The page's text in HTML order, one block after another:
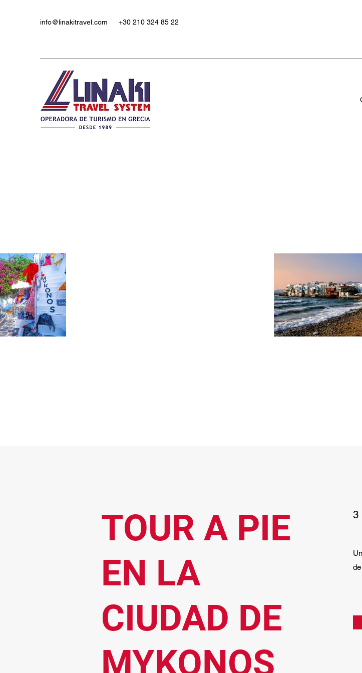
info@linakitravel.com +30 210 324 85 22
TOUR A PIE
EN LA
CIUDAD DE
MYKONOS
3